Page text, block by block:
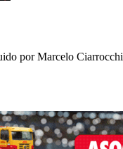
por Marcelo